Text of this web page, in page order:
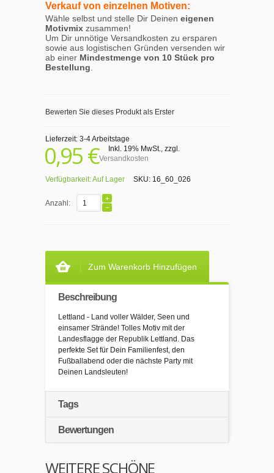
Verkauf von einzelnen Motiven:
Wähle selbst und stelle Dir Deinen eigenen
Motivmix zusammen!
Um Dir unnötige Versandkosten zu ersparen
sowie aus logistischen Gründen versenden wir
ab einer Mindestmenge von 10 Stück pro
Bestellung.
Bewerten Sie dieses Produkt als Erster
Lieferzeit: 3-4 Arbeitstage
0,95 € Inkl. 19% MwSt., zzgl.
Versandkosten
Verfügbarkeit:Auf Lager SKU: 16_60_026
Anzahl:
Zum Warenkorb Hinzufügen
Beschreibung
Lettland - Land voller Wälder, Seen und
einsamer Strände! Tolles Motiv mit der
Landesflagge der Republik Lettland. Das
perfekte Set für Dein Familienfest, den
Fußballabend oder die nächste Party mit
Deinen Landsleuten!
Tags
Bewertungen
WEITERE SCHÖNE